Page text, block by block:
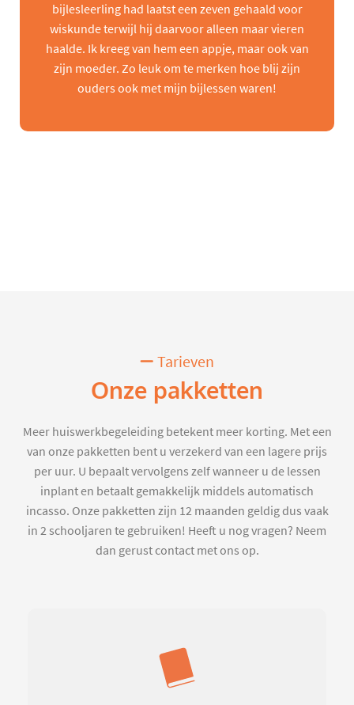
bijlesleerling had laatst een zeven gehaald voor
wiskunde terwijl hij daarvoor alleen maar vieren
haalde. Ik kreeg van hem een appje, maar ook van
zijn moeder. Zo leuk om te merken hoe blij zijn
ouders ook met mijn bijlessen waren!
Tarieven
Onze pakketten
Meer huiswerkbegeleiding betekent meer korting. Met een
van onze pakketten bent u verzekerd van een lagere prijs
per uur. U bepaalt vervolgens zelf wanneer u de lessen
inplant en betaalt gemakkelijk middels automatisch
incasso. Onze pakketten zijn 12 maanden geldig dus vaak
in 2 schooljaren te gebruiken! Heeft u nog vragen? Neem
dan gerust contact met ons op.